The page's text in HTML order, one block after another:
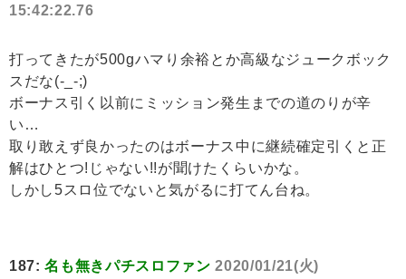
15:42:22.76
打ってきたが500gハマり余裕とか高級なジュークボック
スだな(-_-;)
ボーナス引く以前にミッション発生までの道のりが辛
い…
取り敢えず良かったのはボーナス中に継続確定引くと正
解はひとつ!じゃない!!が聞けたくらいかな。
しかし5スロ位でないと気がるに打てん台ね。
187:名も無きパチスロファン 2020/01/21(火)